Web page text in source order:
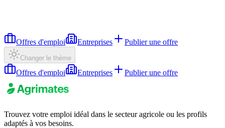
Offres d'emploi Entreprises Publier une offre
Changer le thème
Offres d'emploi Entreprises Publier une offre
Trouvez votre emploi idéal dans le secteur agricole ou les profils
adaptés à vos besoins.